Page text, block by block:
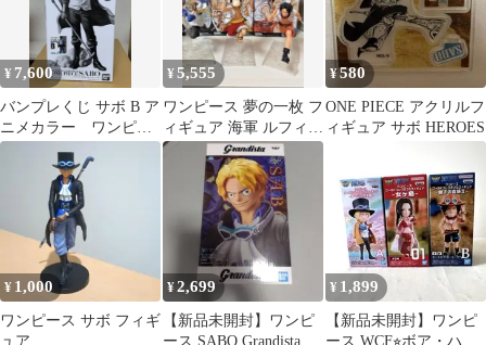
¥ 7,600
バンプレくじ サボ B ア
ニメカラー ワンピー
ス
¥5,555
ワンピース 夢の一枚 フ
ィギュア 海軍 ルフィ
サボ エース
¥580
ONE PIECE アクリルフ
ィギュア サボ HEROES
¥ 1,000
ワンピース サボ フィギ
ュア
¥2,699
【新品未開封】ワンピ
ース SABO Grandistaフ
¥ 1,899
【新品未開封】ワンピ
ース WCF⭐︎ボア・ハン